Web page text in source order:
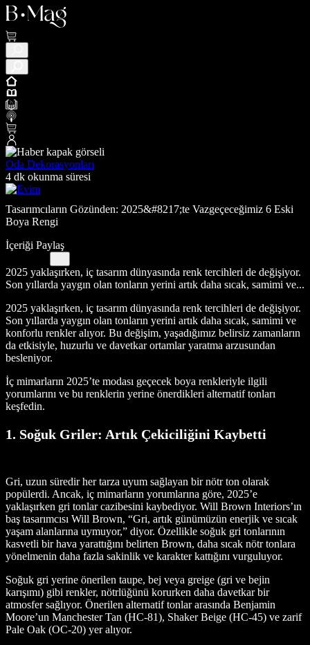
Oda Dekorasyonları
4 dk okunma süresi
Tasarımcıların Gözünden: 2025&#8217;te Vazgeçeceğimiz 6 Eski
Boya Rengi
İçeriği Paylaş
2025 yaklaşırken, iç tasarım dünyasında renk tercihleri de değişiyor.
Son yıllarda yaygın olan tonların yerini artık daha sıcak, samimi ve...
2025 yaklaşırken, iç tasarım dünyasında renk tercihleri de değişiyor.
Son yıllarda yaygın olan tonların yerini artık daha sıcak, samimi ve
konforlu renkler alıyor. Bu değişim, yaşadığımız belirsiz zamanların
da etkisiyle, huzurlu ve davetkar ortamlar yaratma arzusundan
besleniyor.
İç mimarların 2025’te modası geçecek boya renkleriyle ilgili
yorumlarını ve bu renklerin yerine önerdikleri alternatif tonları
keşfedin.
1. Soğuk Griler: Artık Çekiciliğini Kaybetti
Gri, uzun süredir her tarza uyum sağlayan bir nötr ton olarak
popülerdi. Ancak, iç mimarların yorumlarına göre, 2025’e
yaklaşırken gri tonlar cazibesini kaybediyor. Will Brown Interiors’ın
baş tasarımcısı Will Brown, “Gri, artık günümüzün enerjik ve sıcak
yaşam alanlarına uymuyor,” diyor. Özellikle soğuk gri tonlarının
kasvetli bir hava yarattığını belirten Brown, daha sıcak nötr tonlara
yönelmenin daha fazla sakinlik ve karakter kattığını vurguluyor.
Soğuk gri yerine önerilen taupe, bej veya greige (gri ve bejin
karışımı) gibi renkler, nötrlüğünü korurken daha davetkar bir
atmosfer sağlıyor. Önerilen alternatif tonlar arasında Benjamin
Moore’un Manchester Tan (HC-81), Shaker Beige (HC-45) ve zarif
Pale Oak (OC-20) yer alıyor.